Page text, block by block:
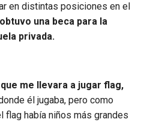
en distintas posiciones en el
obtuvo una beca para la
privada.
me llevara a jugar flag,
él jugaba, pero como
flag había niños más grandes